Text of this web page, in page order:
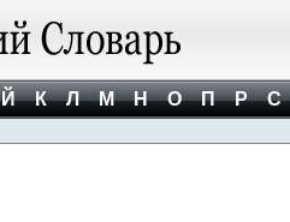
К Л М Н О П Р С